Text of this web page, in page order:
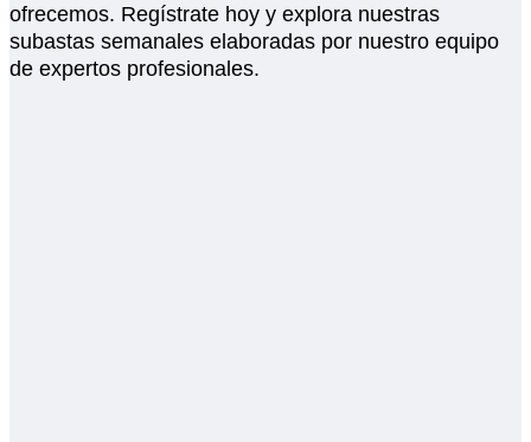
ofrecemos. Regístrate hoy y explora nuestras
subastas semanales elaboradas por nuestro equipo
de expertos profesionales.